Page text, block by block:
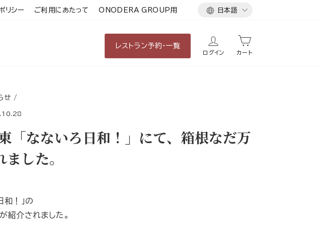
リシー ご利用にあたって ONODERA GROUP用
言
日本語
レストラン予約・一覧
ログイン カート
せ /
「なないろ日和！」にて、箱根なだ万
した。
！」の
紹介されました。